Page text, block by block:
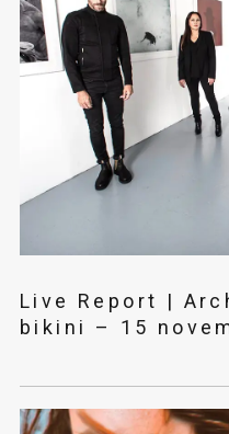
Live Report |
bikini – 15